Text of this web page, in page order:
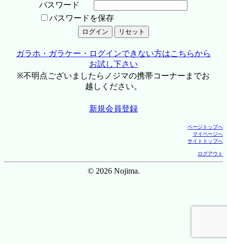
パスワード
パスワードを保存
ガラホ・ガラケー・ログインできない方はこちらから
お試し下さい
※不明点ございましたらノジマの携帯コーナーまでお
越しください。
新規会員登録
ページトップへ
マイページへ
サイトトップへ
ログアウト
© 2026 Nojima.